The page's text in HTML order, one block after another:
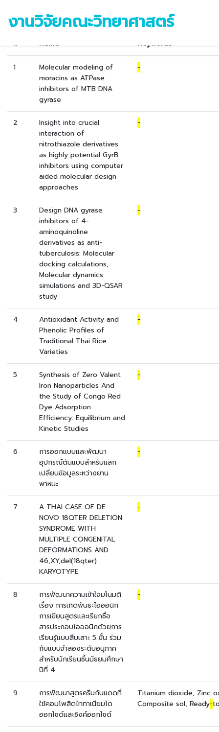
งานวิจัยคณะวิทยาศาสตร์
ค้นหาจากคำสำคัญ : "-"
# Name Keywords
1
Molecular modeling of
moracins as ATPase
inhibitors of MTB DNA
gyrase
-
2
Insight into crucial
interaction of
nitrothiazole derivatives
as highly potential GyrB
inhibitors using computer
aided molecular design
approaches
-
3
Design DNA gyrase
inhibitors of 4-
aminoquinoline
derivatives as anti-
tuberculosis: Molecular
docking calculations,
Molecular dynamics
simulations and 3D-QSAR
study
-
4
Antioxidant Activity and
Phenolic Profiles of
Traditional Thai Rice
Varieties
-
5
Synthesis of Zero Valent
Iron Nanoparticles And
the Study of Congo Red
Dye Adsorption
Efficiency: Equilibrium and
Kinetic Studies
-
6
การออกแบบและพัฒนา
อุปกรณ์ต้นแบบสำหรับแลก
เปลี่ยนข้อมูลระหว่างยาน
พาหนะ
-
7
A THAI CASE OF DE
NOVO 18QTER DELETION
SYNDROME WITH
MULTIPLE CONGENITAL
DEFORMATIONS AND
46,XY,del(18qter)
KARYOTYPE
-
8
การพัฒนาความเข้าใจมโนมติ
เรื่อง การเกิดพันธะไอออนิก
การเขียนสูตรและเรียกชื่อ
สารประกอบไอออนิกด้วยการ
เรียนรู้แบบสืบเสาะ 5 ขั้น ร่วม
กับแบบจำลองระดับอนุภาค
สำหรับนักเรียนชั้นมัธยมศึกษา
ปีที่ 4
-
9
การพัฒนาสูตรครีมกันแดดที่
ใช้คอมโพสิตไททาเนียมได
ออกไซด์และซิงค์ออกไซด์
Titanium dioxide, Zinc
Composite sol, Ready-